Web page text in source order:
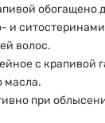
и
волос.
с
масла.
при